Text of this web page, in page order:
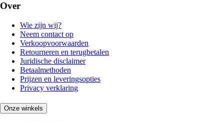
Over
Wie zijn wij?
Neem contact op
Verkoopvoorwaarden
Retourneren en terugbetalen
Juridische disclaimer
Betaalmethoden
Prijzen en leveringsopties
Privacy verklaring
Onze winkels